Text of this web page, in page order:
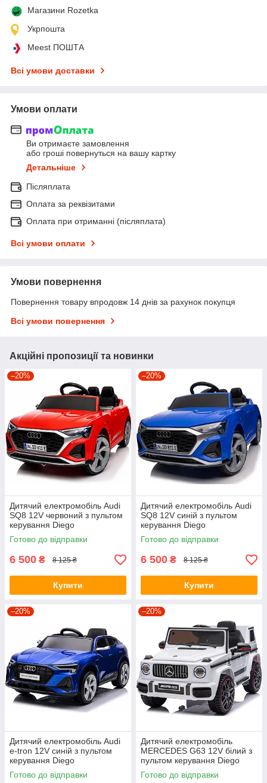
Магазини Rozetka
Укрпошта
Meest ПОШТА
Всі умови доставки
Умови оплати
Ви отримаєте замовлення
або гроші повернуться на вашу картку
Детальніше
Післяплата
Оплата за реквізитами
Оплата при отриманні (післяплата)
Всі умови оплати
Умови повернення
Повернення товару впродовж 14 днів за рахунок покупця
Всі умови повернення
Акційні пропозиції та новинки
–20%
Дитячий електромобіль Audi
SQ8 12V червоний з пультом
керування Diego
Готово до відправки
6 500 ₴ 8 125 ₴
Купити
–20%
Дитячий електромобіль Audi
SQ8 12V синій з пультом
керування Diego
Готово до відправки
6 500 ₴ 8 125 ₴
Купити
–20%
Дитячий електромобіль Audi
e-tron 12V синій з пультом
керування Diego
Готово до відправки
–20%
Дитячий електромобіль
MERCEDES G63 12V білий з
пультом керування Diego
Готово до відправки